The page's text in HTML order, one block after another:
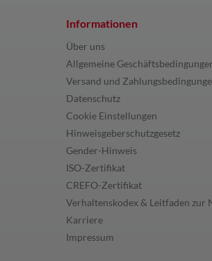
Informationen
Über uns
Allgemeine
Versand und
Datenschutz
Cookie Einstellungen
Hinweisgeberschutzgesetz
Gender-Hinweis
ISO-Zertifikat
CREFO-Zertifikat
Verhaltenskodex & Leitfaden zur
Karriere
Impressum